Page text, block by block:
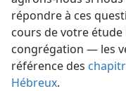
répondreà ces
cours de votre étude
congrégation — les
référence des
Hébreux.